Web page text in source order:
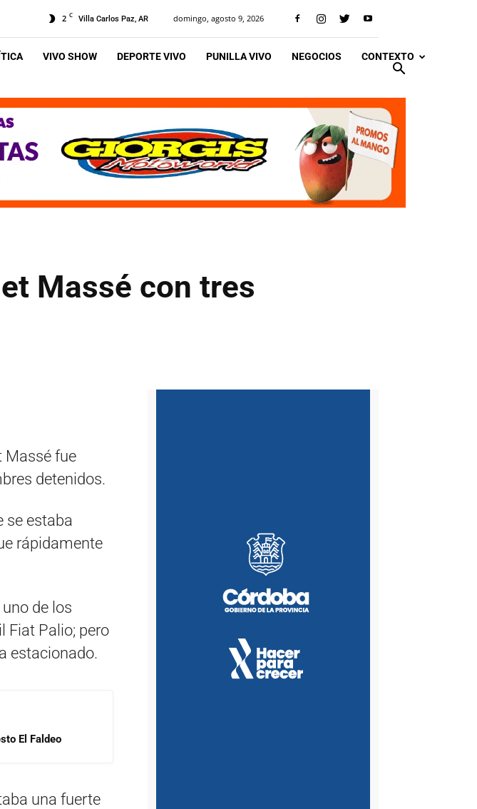
2 C Villa Carlos Paz, AR domingo, agosto 9, 2026
VIVO SHOW DEPORTE VIVO PUNILLA VIVO NEGOCIOS CONTEXTO
Massé con tres
Massé fue
detenidos.
se estaba
rápidamente
de los
Fiat Palio; pero
estacionado.
El Faldeo
una fuerte